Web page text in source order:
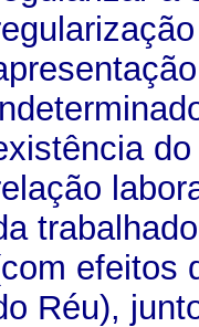
efeitos
Réu),